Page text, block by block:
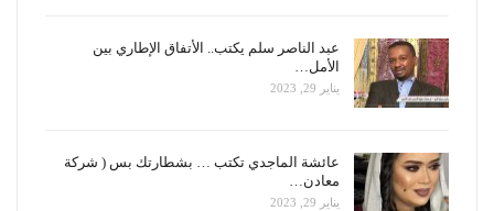
عبد الناصر سلم يكتب.. الأتفاق الإطاري بين
الأمل…
يناير 29, 2023
عائشة الماجدي تكتب … بشطارتك بس ( شركة
معادن…
يناير 29, 2023